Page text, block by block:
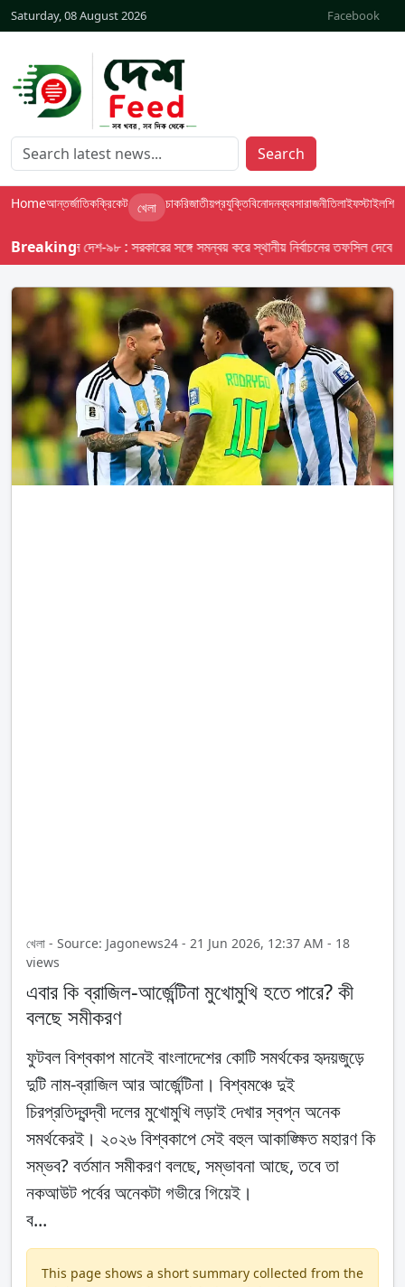
Saturday, 08 August 2026 Facebook
Search
Homeআন্তর্জাতিকক্রিকেট খেলা চাকরিজাতীয়প্রযুক্তিবিনোদনব্যবসারাজনীতিলাইফস্টাইলশিক্ষা
Breaking
বাসস দেশ-৯৮ : সরকারের সঙ্গে সমন্বয় করে স্থানীয় নির্বাচনের তফসিল দেবে
খেলা - Source: Jagonews24 - 21 Jun 2026, 12:37 AM - 18
views
এবার কি ব্রাজিল-আর্জেন্টিনা মুখোমুখি হতে পারে? কী
বলছে সমীকরণ
ফুটবল বিশ্বকাপ মানেই বাংলাদেশের কোটি সমর্থকের হৃদয়জুড়ে
দুটি নাম-ব্রাজিল আর আর্জেন্টিনা। বিশ্বমঞ্চে দুই
চিরপ্রতিদ্বন্দ্বী দলের মুখোমুখি লড়াই দেখার স্বপ্ন অনেক
সমর্থকেরই। ২০২৬ বিশ্বকাপে সেই বহুল আকাঙ্ক্ষিত মহারণ কি
সম্ভব? বর্তমান সমীকরণ বলছে, সম্ভাবনা আছে, তবে তা
নকআউট পর্বের অনেকটা গভীরে গিয়েই।
ব...
This page shows a short summary collected from the